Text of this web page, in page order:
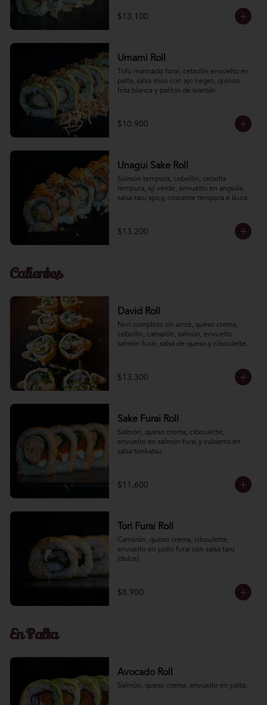
$13.100
Umami Roll
Tofu marinado furai, cebollín envuelto en
palta, salsa miso con ajo negro, quinoa
frita blanca y palitos de wantán.
$10.900
Unagui Sake Roll
Salmón tempura, cebollín, cebolla
tempura, ají verde, envuelto en anguila,
salsa taru spicy, crocante tempura e ikura.
$13.200
Calientes
David Roll
Nori completo sin arroz, queso crema,
cebollín, camarón, salmón, envuelto
salmón furai, salsa de queso y ciboulette.
$13.300
Sake Furai Roll
Salmón, queso crema, ciboulette,
envuelto en salmón furai y cubierto en
salsa tonkatsu.
$11.600
Tori Furai Roll
Camarón, queso crema, ciboulette,
envuelto en pollo furai con salsa taru
(dulce).
$8.900
En Palta
Avocado Roll
Salmón, queso crema, envuelto en palta.